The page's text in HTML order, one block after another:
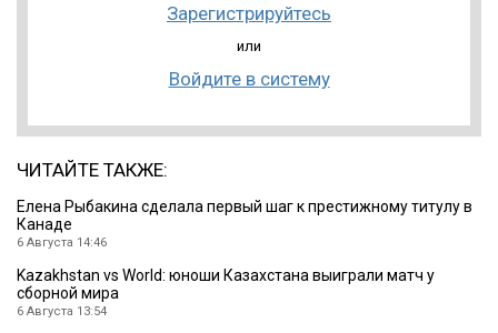
Зарегистрируйтесь
или
Войдите в систему
ЧИТАЙТЕ ТАКЖЕ:
Елена Рыбакина сделала первый шаг к престижному титулу в
Канаде
6 Августа 14:46
Kazakhstan vs World: юноши Казахстана выиграли матч у
сборной мира
6 Августа 13:54